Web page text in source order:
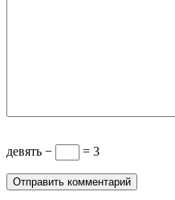
девять − = 3